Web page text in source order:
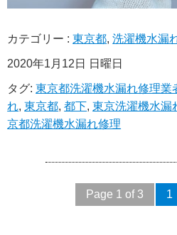
カテゴリー :東京都,洗濯機水漏
2020年1月12日 日曜日
タグ:東京都洗濯機水漏れ修理業
れ,東京都,都下,東京洗濯機水漏
京都洗濯機水漏れ修理
Page 1 of 3 1